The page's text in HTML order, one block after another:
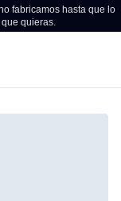
fabricamos hasta que lo
quieras.